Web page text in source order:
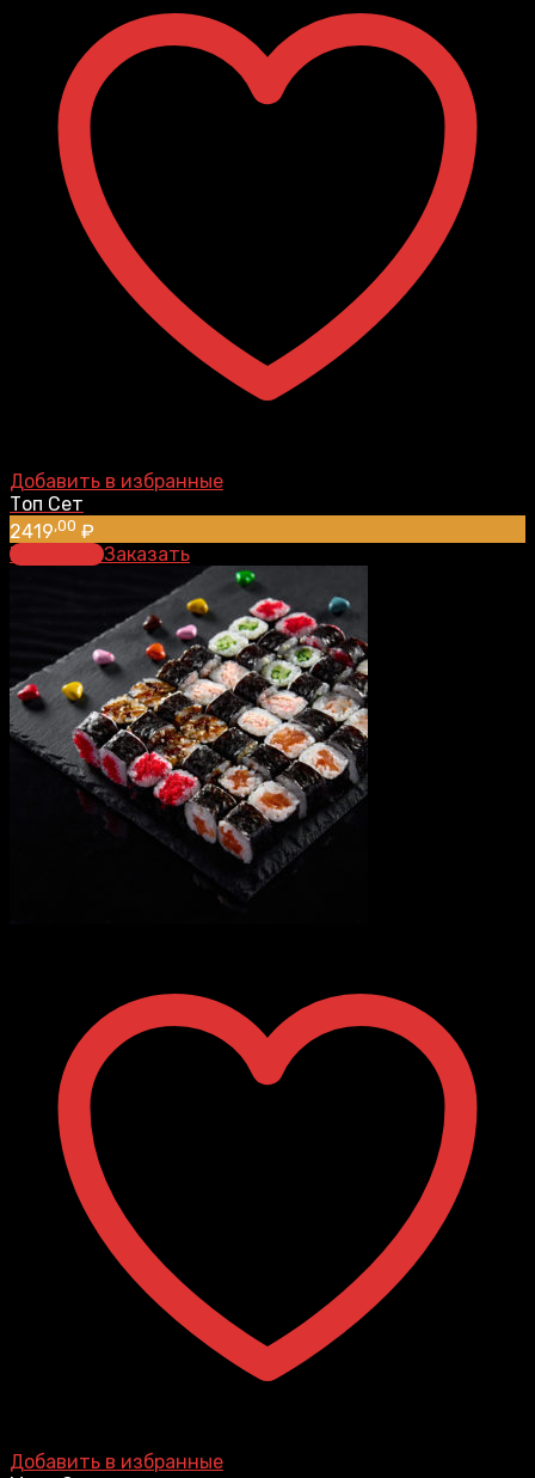
Добавить в избранные
Топ Сет
2419,00 ₽
В корзинуЗаказать
Добавить в избранные